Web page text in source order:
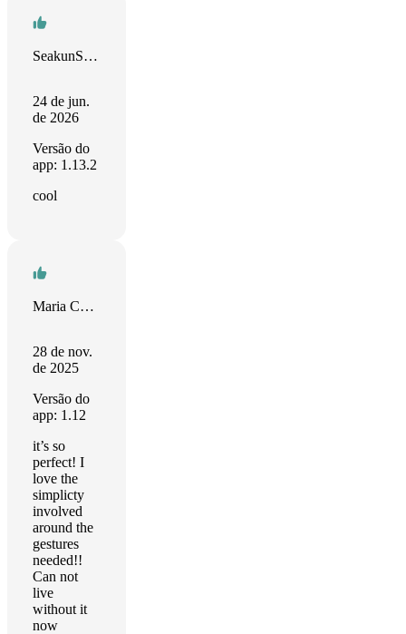
SeakunSetapp
24 de jun.
de 2026
Versão do
app: 1.13.2
cool
Maria Carolina
28 de nov.
de 2025
Versão do
app: 1.12
it’s so
perfect! I
love the
simplicty
involved
around the
gestures
needed!!
Can not
live
without it
now